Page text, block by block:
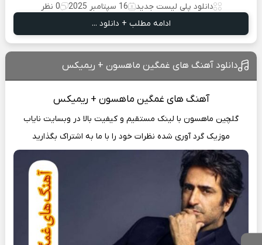
دانلود پلی لیست جدید 16 سپتامبر 2025
0 نظر
ادامه مطلب + دانلود ...
دانلود آهنگ های غمگین ماهسون + ریمیکس
آهنگ های غمگین ماهسون + ریمیکس
گلچین ماهسون با لینک مستقیم و کیفیت بالا در وبسایت نایاب
موزیک گرد آوری شده نظرات خود را با ما به اشتراک بگذارید